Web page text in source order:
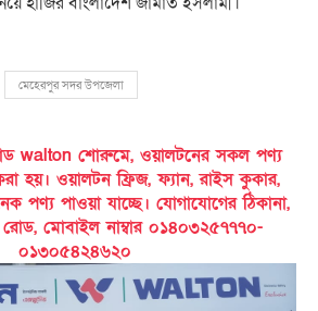
মেহেরপুর সদর উপজেলা
walton শোরুমে, ওয়ালটনের সকল পণ্য
হয়। ওয়ালটন ফ্রিজ, ফ্যান, রাইস কুকার,
পণ্য পাওয়া যাচ্ছে। যোগাযোগের ঠিকানা,
মোবাইল নাম্বার ০১৪০৩২৫৭৭৭০-
০১৩০৫৪২৪৬২০